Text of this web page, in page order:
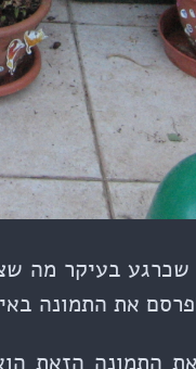
בעיקר מה
את התמונה
התמונה הזאת